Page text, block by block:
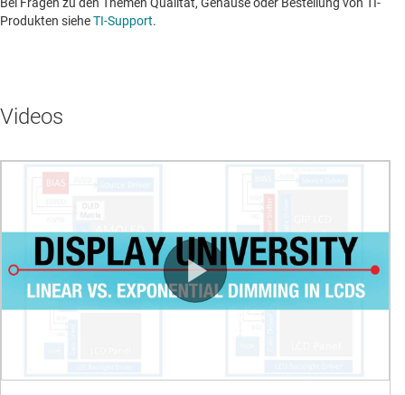
Produkten sieheTI-Support. ​​​​​​​​​​​​​​
Videos